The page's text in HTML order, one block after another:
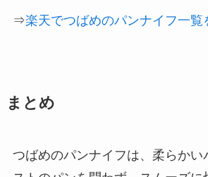
⇒楽天でつばめのパンナイフ一覧
まとめ
つばめのパンナイフは、柔らかい